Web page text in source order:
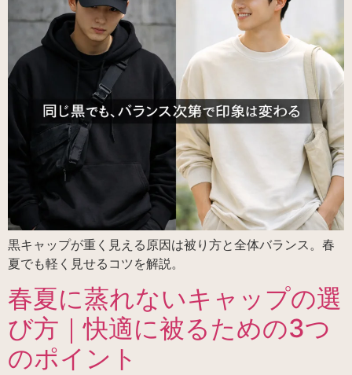
黒キャップが重く見える原因は被り方と全体バランス。春
夏でも軽く見せるコツを解説。
春夏に蒸れないキャップの選
び方｜快適に被るための3つ
のポイント